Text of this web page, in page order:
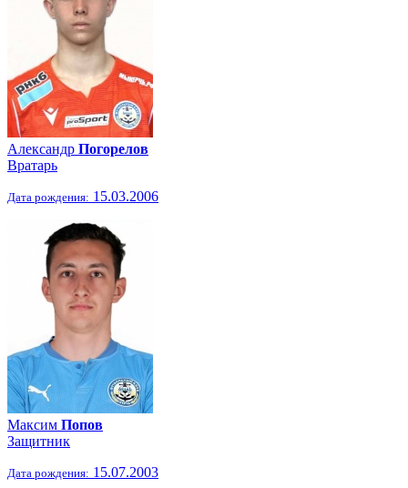
Александр Погорелов
Вратарь
Дата рождения: 15.03.2006
Максим Попов
Защитник
Дата рождения: 15.07.2003